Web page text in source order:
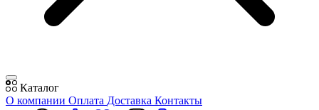
Каталог
О компании Оплата Доставка Контакты